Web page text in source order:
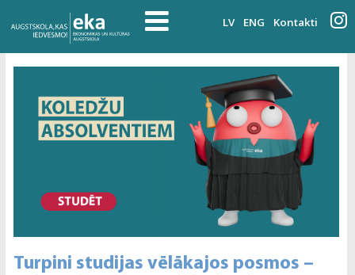
LV ENG Kontakti
Turpini studijas vēlākajos posmos –